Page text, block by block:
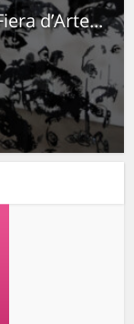
d’Arte...